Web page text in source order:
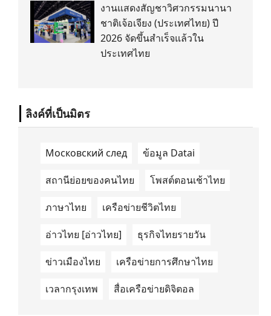
Programme/UNDP) และ TAILG บริษัทชั้น
นำด้านการเดินทางด้วยพลังงานไฟฟ้า ได้ลง
นามในบันทึกความเข้าใจ (Memorandum of
Understanding/MOU) อย่างเป็นทางการใน
ประเทศเคนยา เกี่ยวกับ Green Mobility
Centre of Excellence (GM-CoE)
งานแสดงสัญชาวิศวกรรมนานา
ชาติเจ้อเจียง (ประเทศไทย) ปี
2026 จัดขึ้นสำเร็จแล้วใน
ประเทศไทย
ลิงค์ที่เป็นมิตร
Московский след ข้อมูล Datai
สถานีย่อยของคนไทย โพสต์ตอนเช้าไทย
ภาษาไทย เครือข่ายชีวิตไทย
อ่าวไทย [อ่าวไทย] ธุรกิจไทยรายวัน
ข่าวเมืองไทย เครือข่ายการศึกษาไทย
เวลากรุงเทพ สื่อเครือข่ายดิจิตอล